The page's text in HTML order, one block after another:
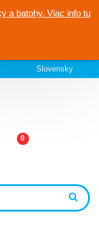
a batohy. Viac info tu
Slovensky
0